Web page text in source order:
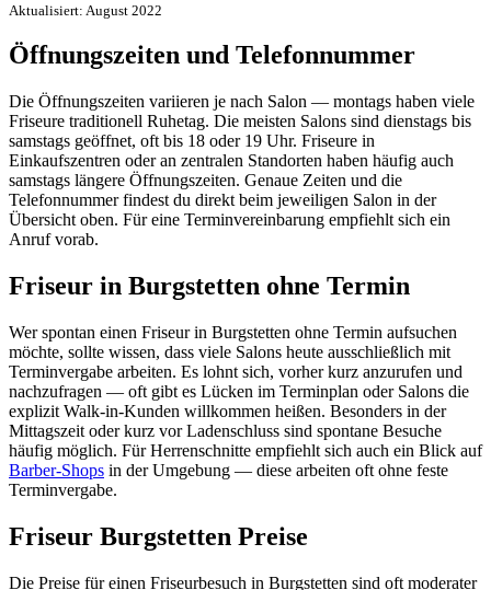
Aktualisiert: August 2022
Öffnungszeiten und Telefonnummer
Die Öffnungszeiten variieren je nach Salon — montags haben viele
Friseure traditionell Ruhetag. Die meisten Salons sind dienstags bis
samstags geöffnet, oft bis 18 oder 19 Uhr. Friseure in
Einkaufszentren oder an zentralen Standorten haben häufig auch
samstags längere Öffnungszeiten. Genaue Zeiten und die
Telefonnummer findest du direkt beim jeweiligen Salon in der
Übersicht oben. Für eine Terminvereinbarung empfiehlt sich ein
Anruf vorab.
Friseur in Burgstetten ohne Termin
Wer spontan einen Friseur in Burgstetten ohne Termin aufsuchen
möchte, sollte wissen, dass viele Salons heute ausschließlich mit
Terminvergabe arbeiten. Es lohnt sich, vorher kurz anzurufen und
nachzufragen — oft gibt es Lücken im Terminplan oder Salons die
explizit Walk-in-Kunden willkommen heißen. Besonders in der
Mittagszeit oder kurz vor Ladenschluss sind spontane Besuche
häufig möglich. Für Herrenschnitte empfiehlt sich auch ein Blick auf
Barber-Shops in der Umgebung — diese arbeiten oft ohne feste
Terminvergabe.
Friseur Burgstetten Preise
Die Preise für einen Friseurbesuch in Burgstetten sind oft moderater